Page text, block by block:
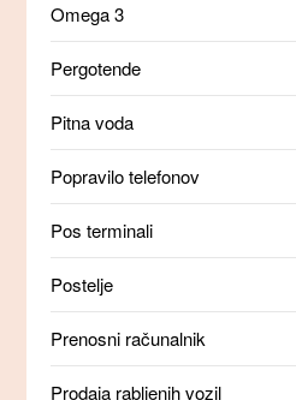
Omega 3
Pergotende
Pitna voda
Popravilo telefonov
Pos terminali
Postelje
Prenosni računalnik
Prodaja rabljenih vozil